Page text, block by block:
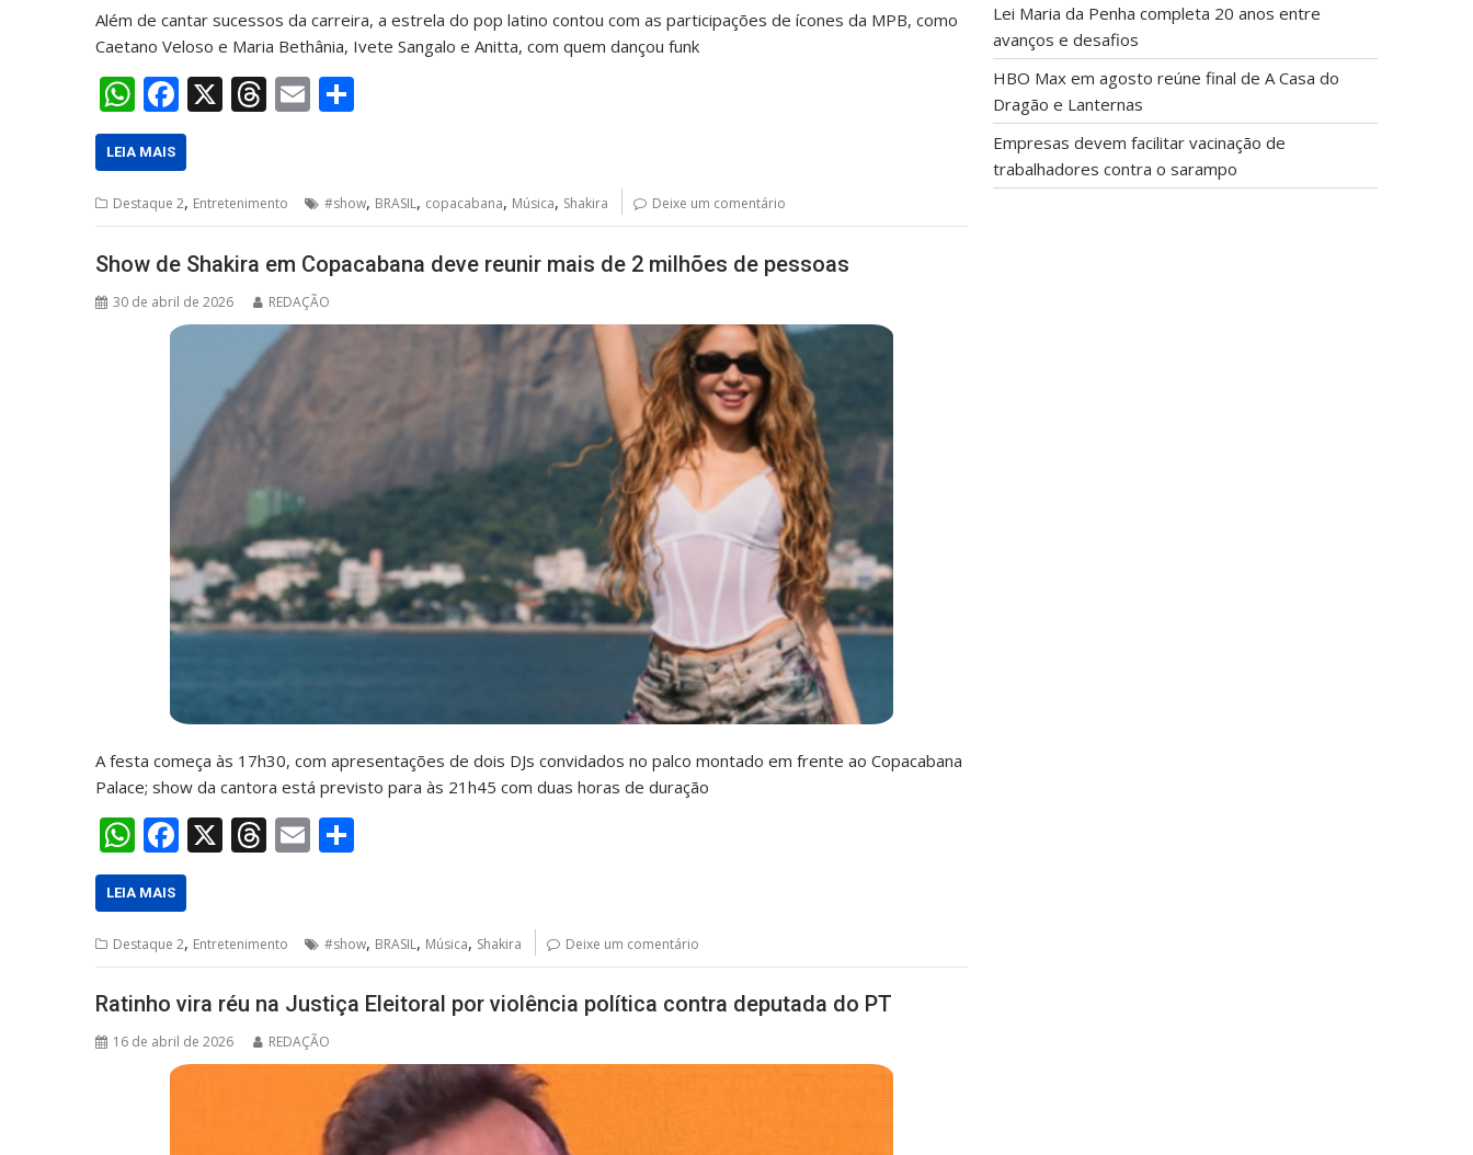
Além de cantar sucessos da carreira, a estrela do pop latino contou com as participações de ícones da MPB, como
Caetano Veloso e Maria Bethânia, Ivete Sangalo e Anitta, com quem dançou funk
W
h
at
s
A
p
p
F
ac
e
b
o
o
k
X T
a
d
s
E
l e
LEIA MAIS
Destaque 2, Entretenimento #show, BRASIL, copacabana, Música, Shakira Deixe um comentário
Show de Shakira em Copacabana deve reunir mais de 2 milhões de pessoas
30 de abril de 2026 REDAÇÃO
A festa começa às 17h30, com apresentações de dois DJs convidados no palco montado em frente ao Copacabana
Palace; show da cantora está previsto para às 21h45 com duas horas de duração
W
h
at
s
A
p
p
F
ac
e
b
o
o
k
X T
h
a
d
s
E
m
l e
LEIA MAIS
Destaque 2, Entretenimento #show, BRASIL, Música, Shakira Deixe um comentário
Ratinho vira réu na Justiça Eleitoral por violência política contra deputada do PT
16 de abril de 2026 REDAÇÃO
Lei Maria da Penha completa 20 anos entre
avanços e desafios
HBO Max em agosto reúne final de A Casa do
Dragão e Lanternas
Empresas devem facilitar vacinação de
trabalhadores contra o sarampo